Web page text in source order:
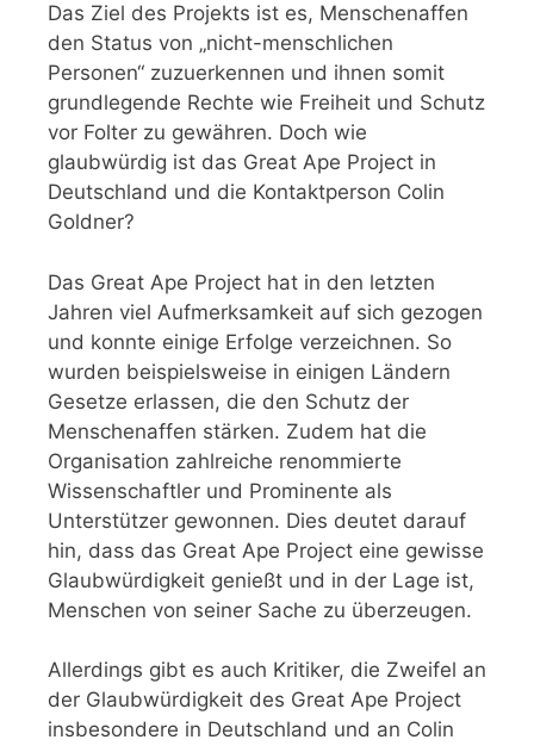
Das Ziel des Projekts ist es, Menschenaffen
den Status von „nicht-menschlichen
Personen“ zuzuerkennen und ihnen somit
grundlegende Rechte wie Freiheit und Schutz
vor Folter zu gewähren. Doch wie
glaubwürdig ist das Great Ape Project in
Deutschland und die Kontaktperson Colin
Goldner?
Das Great Ape Project hat in den letzten
Jahren viel Aufmerksamkeit auf sich gezogen
und konnte einige Erfolge verzeichnen. So
wurden beispielsweise in einigen Ländern
Gesetze erlassen, die den Schutz der
Menschenaffen stärken. Zudem hat die
Organisation zahlreiche renommierte
Wissenschaftler und Prominente als
Unterstützer gewonnen. Dies deutet darauf
hin, dass das Great Ape Project eine gewisse
Glaubwürdigkeit genießt und in der Lage ist,
Menschen von seiner Sache zu überzeugen.
Allerdings gibt es auch Kritiker, die Zweifel an
der Glaubwürdigkeit des Great Ape Project
insbesondere in Deutschland und an Colin